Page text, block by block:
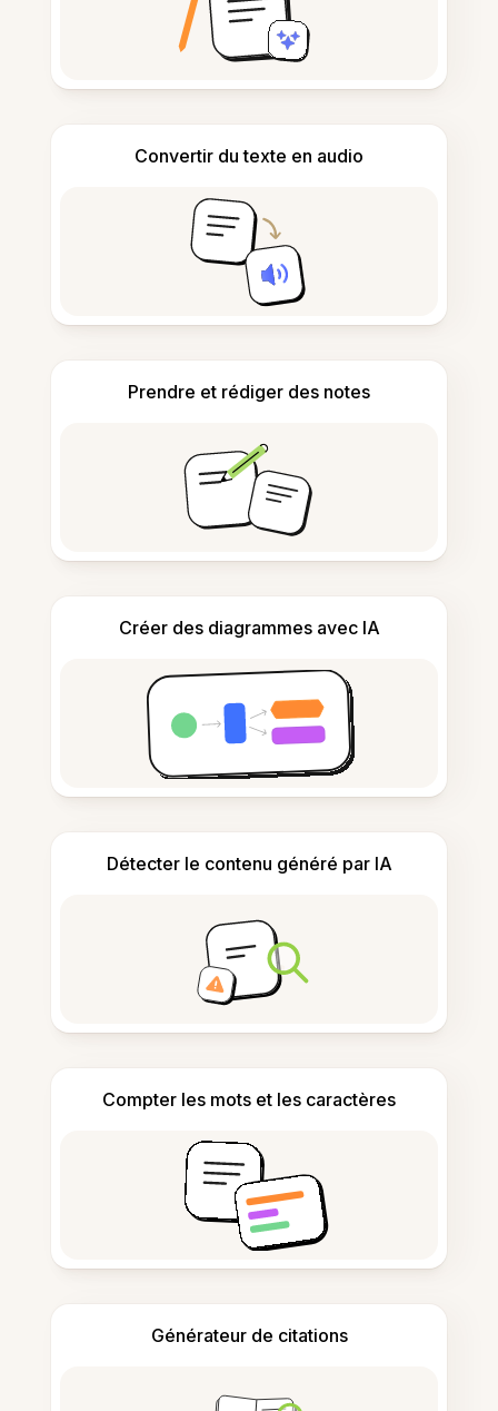
Convertir du texte en audio
Prendre et rédiger des notes
Créer des diagrammes avec IA
Détecter le contenu généré par IA
Compter les mots et les caractères
Générateur de citations